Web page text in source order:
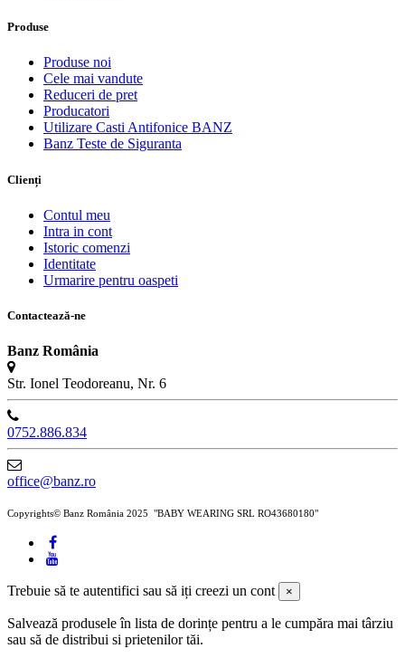
Produse
Produse noi
Cele mai vandute
Reduceri de pret
Producatori
Utilizare Casti Antifonice BANZ
Banz Teste de Siguranta
Clienți
Contul meu
Intra in cont
Istoric comenzi
Identitate
Urmarire pentru oaspeti
Contactează-ne
Banz România
Str. Ionel Teodoreanu, Nr. 6
0752.886.834
office@banz.ro
Copyrights© Banz România 2025 "BABY WEARING SRL RO43680180"
Trebuie să te autentifici sau să iți creezi un cont ×
Salvează produsele în lista de dorințe pentru a le cumpăra mai târziu
sau să de distribui si prietenilor tăi.